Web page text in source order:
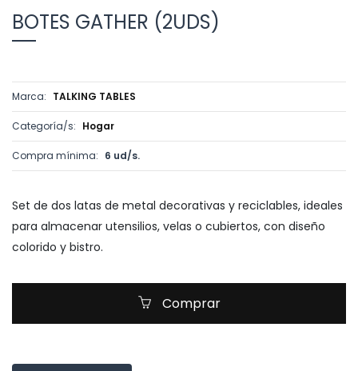
BOTES GATHER (2UDS)
Marca: TALKING TABLES
Categoría/s: Hogar
Compra mínima: 6 ud/s.
Set de dos latas de metal decorativas y reciclables, ideales
para almacenar utensilios, velas o cubiertos, con diseño
colorido y bistro.
Comprar